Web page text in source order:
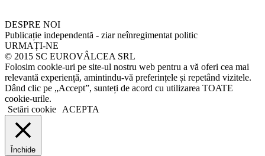
DESPRE NOI
Publicație independentă - ziar neînregimentat politic
URMAȚI-NE
© 2015 SC EUROVÂLCEA SRL
Folosim cookie-uri pe site-ul nostru web pentru a vă oferi cea mai
relevantă experiență, amintindu-vă preferințele și repetând vizitele.
Dând clic pe „Accept”, sunteți de acord cu utilizarea TOATE
cookie-urile.
Setări cookie ACEPTA
Închide